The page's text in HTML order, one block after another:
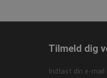
Tilmeld dig
Indtast din e-mail
så deres